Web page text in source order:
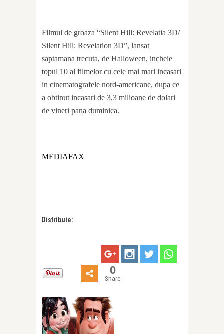
Filmul de groaza “Silent Hill: Revelatia 3D/
Silent Hill: Revelation 3D”, lansat
saptamana trecuta, de Halloween, incheie
topul 10 al filmelor cu cele mai mari incasari
in cinematografele nord-americane, dupa ce
a obtinut incasari de 3,3 milioane de dolari
de vineri pana duminica.
MEDIAFAX
Distribuie:
0
Share